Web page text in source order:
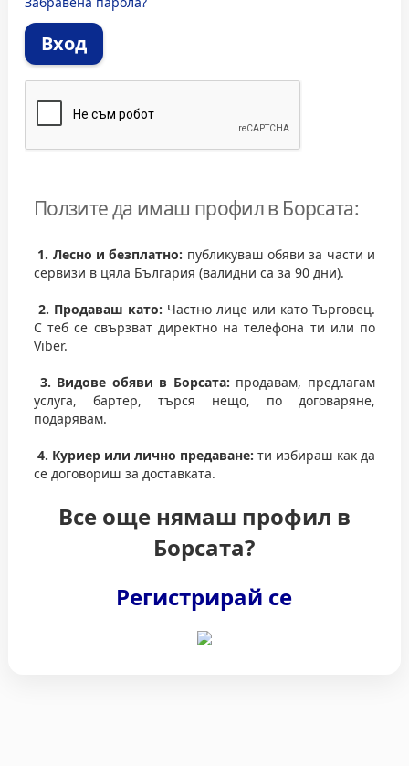
Вход
Ползите да имаш профил в Борсата:
1. Лесно и безплатно: публикуваш обяви за части и
сервизи в цяла България (валидни са за 90 дни).
2. Продаваш като: Частно лице или като Търговец.
С теб се свързват директно на телефона ти или по
Viber.
3. Видове обяви в Борсата: продавам, предлагам
услуга, бартер, търся нещо, по договаряне,
подарявам.
4. Куриер или лично предаване: ти избираш как да
се договориш за доставката.
Все още нямаш профил в
Борсата?
Регистрирай се